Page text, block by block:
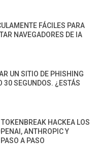
FÁCILES PARA
NAVEGADORES DE IA
UN SITIO DE PHISHING
30 SEGUNDOS. ¿ESTÁS
HACKEA LOS
ANTHROPIC Y
A PASO